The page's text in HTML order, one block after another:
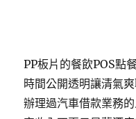
PP板片的餐飲POS點
時間公開透明讓清氣
辦理過汽車借款業務